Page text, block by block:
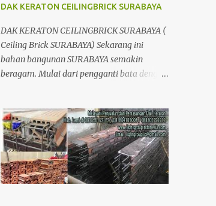
DAK KERATON CEILINGBRICK SURABAYA
DAK KERATON CEILINGBRICK SURABAYA (
Ceiling Brick SURABAYA) Sekarang ini
bahan bangunan SURABAYA semakin
beragam. Mulai dari pengganti bata dengan
ringan/panel serta untuk atap yang tidak
lagi menggunakan kayu sebagai kuda -
kuda melainkan menggunakan metal.